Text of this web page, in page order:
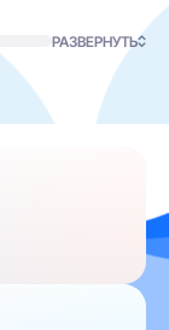
РАЗВЕРНУТЬ